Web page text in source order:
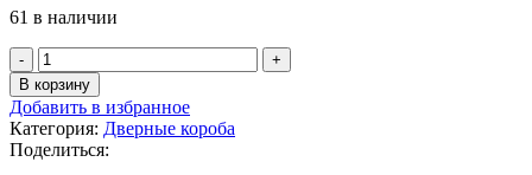
61 в наличии
Количество
товара
Стойка
-короб
70*28*2050-
вишня
В корзину
Добавить в избранное
Категория: Дверные короба
Поделиться: